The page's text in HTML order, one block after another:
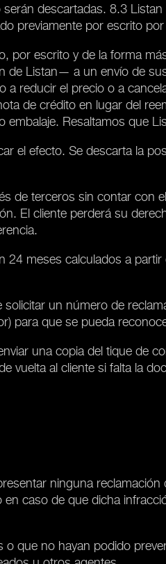
descartadas. 8.3
previamente por escrito por
escrito y de la forma
Listan— a un envío de
reducir el precio o a
de crédito en lugar del
Resaltamos que
el efecto. Se descarta la
de terceros sin contar con
El cliente perderá su
meses calculados a
un número de
para que se pueda
una copia del tique de
vuelta al cliente si falta la
ninguna
caso de que dicha
que no hayan podido